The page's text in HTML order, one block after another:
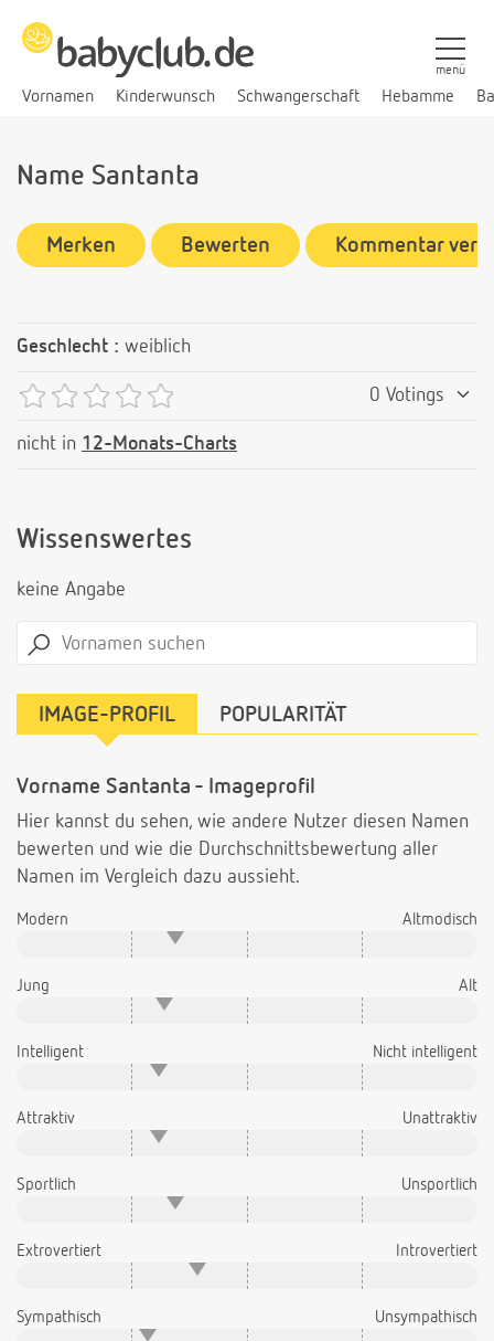
Vornamen Kinderwunsch Schwangerschaft Hebamme
menü
Name Santanta
Merken Bewerten Kommentar
Geschlecht : weiblich
0 Votings
nicht in 12-Monats-Charts
Wissenswertes
keine Angabe
IMAGE-PROFIL POPULARITÄT
Vorname Santanta - Imageprofil
Hier kannst du sehen, wie andere Nutzer diesen Namen
bewerten und wie die Durchschnittsbewertung aller
Namen im Vergleich dazu aussieht.
Modern Altmodisch
Jung Alt
Intelligent Nicht intelligent
Attraktiv Unattraktiv
Sportlich Unsportlich
Extrovertiert Introvertiert
Sympathisch Unsympathisch